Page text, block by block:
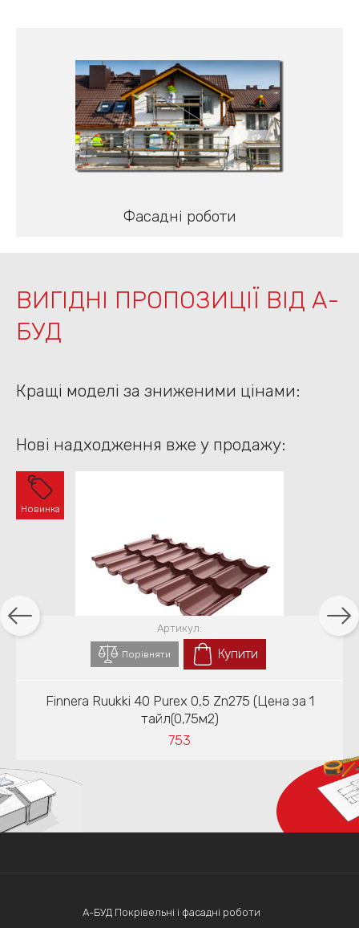
Фасадні роботи
ВИГІДНІ ПРОПОЗИЦІЇ ВІД А-
БУД
Кращі моделі за зниженими цінами:
Нові надходження вже у продажу:
Новинка
Finnera Ruukki 40 Purex 0,5 Zn275 (Цена за 1
тайл(0,75м2)
753
Артикул:
Порівняти Купити
А-БУД Покрівельні і фасадні роботи